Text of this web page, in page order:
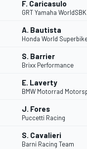
F. Caricasulo
GRT Yamaha
A. Bautista
Honda World
S. Barrier
Brixx Performance
E. Laverty
BMW Motorrad
J. Fores
Puccetti Racing
S. Cavalieri
Barni Racing Team